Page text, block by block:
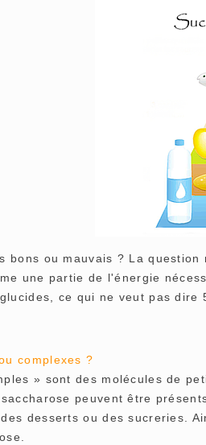
bons ou mauvais ? La
une partie de l'énergie
ce qui ne veut pas dire
complexes ?
» sont des molécules de
peuvent être
desserts ou des sucreries.